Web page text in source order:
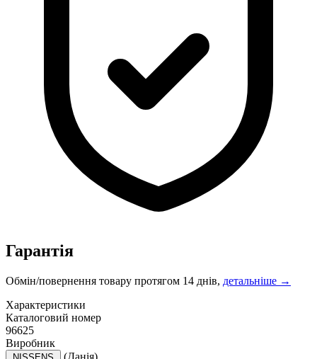
Гарантія
Обмін/повернення товару протягом 14 днів, детальніше →
Характеристики
Каталоговий номер
96625
Виробник
(Данія)